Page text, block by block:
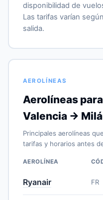
disponibilidad de
Las tarifas varían
salida.
AEROLÍNEAS
Aerolíneas
Valencia →
Principales aerolíneas
tarifas y horarios antes
AEROLÍNEA
Ryanair FR